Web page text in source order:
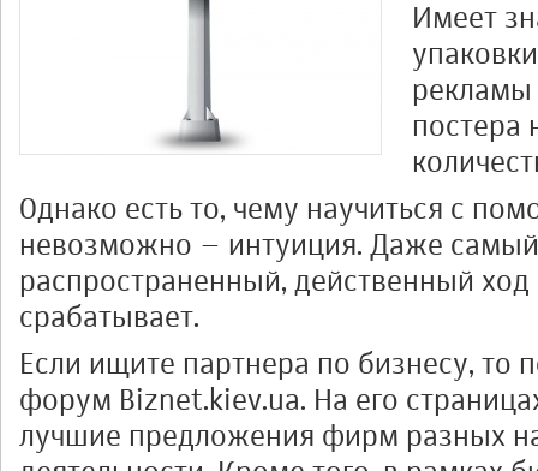
Имеет
рекламы
постера
Однако есть то, чему научиться с
невозможно – интуиция. Даже
распространенный, действенный ход
срабатывает.
Если ищите партнера по бизнесу, то
форум Biznet.kiev.ua. На его
лучшие предложения фирм разных